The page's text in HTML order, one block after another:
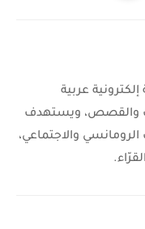
عربية
والقصص، ويستهدف
والاجتماعي،